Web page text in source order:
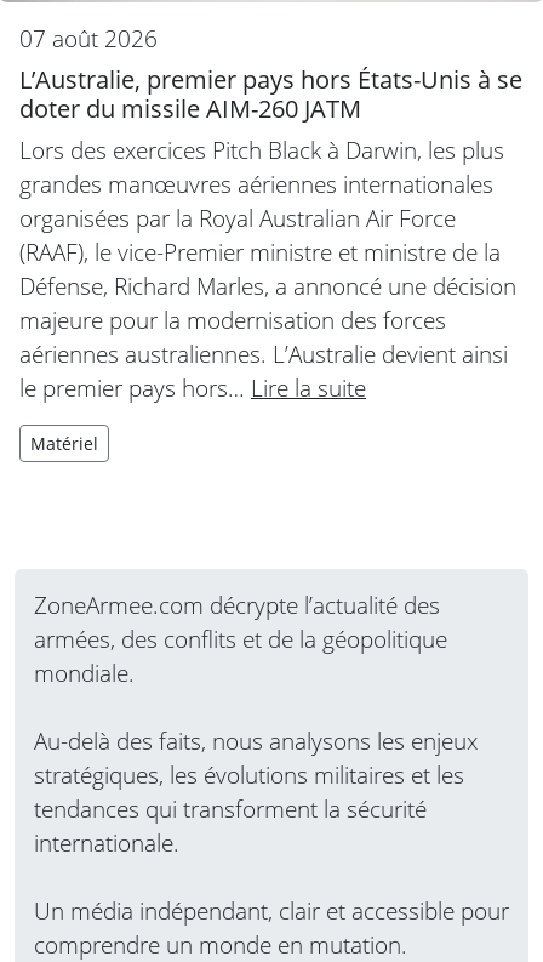
07 août 2026
L’Australie, premier pays hors États-Unis à se
doter du missile AIM-260 JATM
Lors des exercices Pitch Black à Darwin, les plus
grandes manœuvres aériennes internationales
organisées par la Royal Australian Air Force
(RAAF), le vice-Premier ministre et ministre de la
Défense, Richard Marles, a annoncé une décision
majeure pour la modernisation des forces
aériennes australiennes. L’Australie devient ainsi
le premier pays hors… Lire la suite
Matériel
ZoneArmee.com décrypte l’actualité des
armées, des conflits et de la géopolitique
mondiale.
Au-delà des faits, nous analysons les enjeux
stratégiques, les évolutions militaires et les
tendances qui transforment la sécurité
internationale.
Un média indépendant, clair et accessible pour
comprendre un monde en mutation.